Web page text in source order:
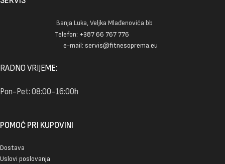
Banja Luka, Veljka Mlađenovića bb
Telefon: +387 66 767 776
e-mail: servis@fitnesoprema.eu
RADNO VRIJEME:
Pon-Pet: 08:00-16:00h
POMOĆ PRI KUPOVINI
Dostava
Uslovi poslovanja